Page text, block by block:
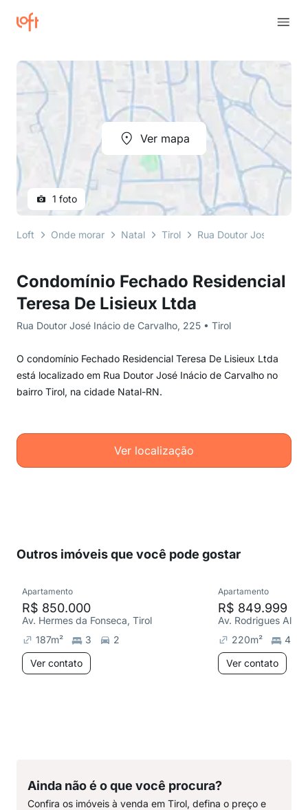
Condomínio Fechado Residencial
Teresa De Lisieux Ltda
Rua Doutor José Inácio de Carvalho, 225 • Tirol
O condomínio Fechado Residencial Teresa De Lisieux Ltda
está localizado em Rua Doutor José Inácio de Carvalho no
bairro Tirol, na cidade Natal-RN.
Ver localização
Ver mapa
1 foto
Loft Onde morar Natal Tirol Rua Doutor José Inácio
Outros imóveis que você pode gostar
Apartamento
R$ 850.000
Av. Hermes da Fonseca, Tirol
187m² 3
2
Ver contato
Apartamento
R$ 849.999
Av. Rodrigues
220m²
4
Ver contato
Ainda não é o que você procura?
Confira os imóveis à venda em Tirol, defina o preço e